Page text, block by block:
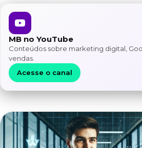
MB no YouTube
Conteúdos sobre marketing digital,
vendas.
Acesse o canal